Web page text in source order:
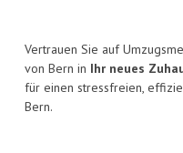
Vertrauen Sie auf
von Bern in Ihr neues
für einen stressfreien,
Bern.